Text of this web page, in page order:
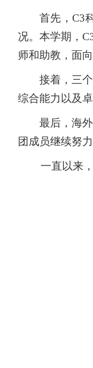
首先，C3
况。本学期，
师和助教，面
接着，三
综合能力以及
最后，海
团成员继续努
一直以来